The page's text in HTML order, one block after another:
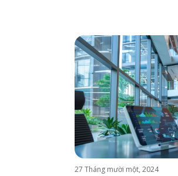
27 Tháng mười một, 2024